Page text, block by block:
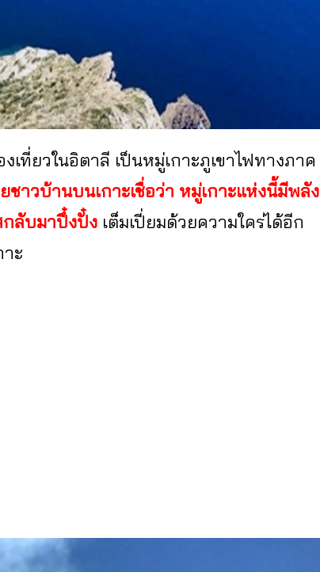
ที่ยวในอิตาลี เป็นหมู่เกาะภูเขาไฟทางภาค
ชาวบ้านบนเกาะเชื่อว่า หมู่เกาะแห่งนี้มีพลัง
กลับมาปึ๋งปั๋ง เต็มเปี่ยมด้วยความใคร่ได้อีก
ะ